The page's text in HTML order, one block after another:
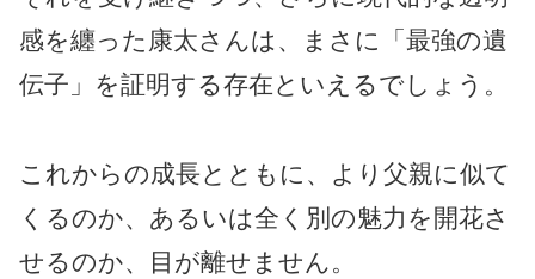
感を纏った康太さんは、まさに「最強の遺
伝子」を証明する存在といえるでしょう。
これからの成長とともに、より父親に似て
くるのか、あるいは全く別の魅力を開花さ
せるのか、目が離せません。